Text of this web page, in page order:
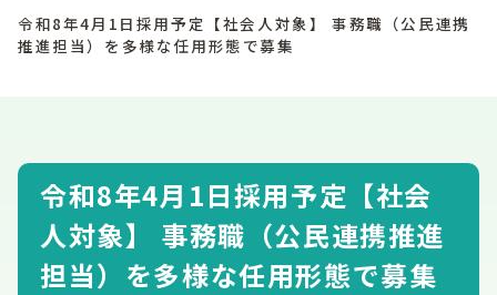
令和8年4月1日採用予定【社会人対象】 事務職（公民連携
推進担当）を多様な任用形態で募集
令和8年4月1日採用予定【社会
人対象】 事務職（公民連携推進
担当）を多様な任用形態で募集